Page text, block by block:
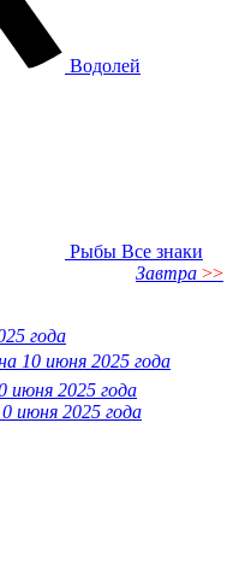
Водолей
Рыбы Все знаки
Завтра >>
года
10 июня 2025 года
июня 2025 года
июня 2025 года